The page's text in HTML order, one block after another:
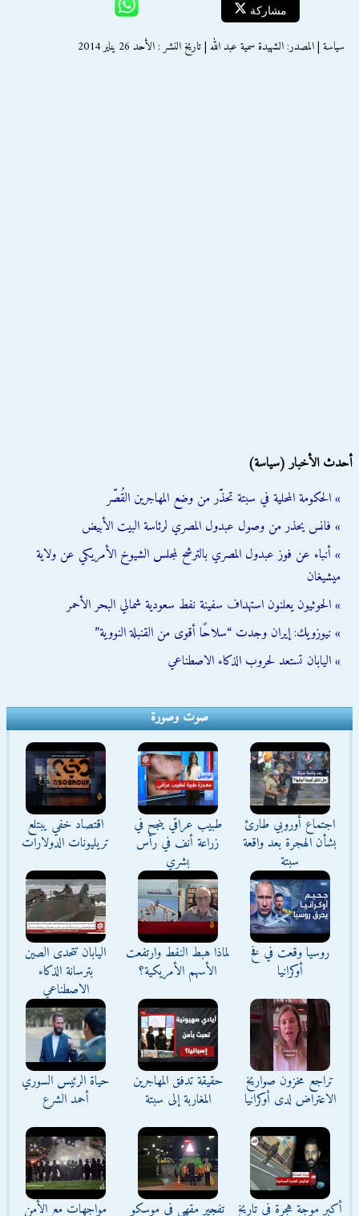
مشاركة
سياسة | المصدر: الشهيدة سمية عبد الله | تاريخ النشر : الأحد 26 يناير 2014
أحدث الأخبار (سياسة)
» الحكومة المحلية في سبتة تحذّر من وضع المهاجرين القُصّر
» فانس يحذر من وصول عبدول المصري لرئاسة البيت الأبيض
» أنباء عن فوز عبدول المصري بالترشح لمجلس الشيوخ الأمريكي عن ولاية
ميشيغان
» الحوثيون يعلنون استهداف سفينة نفط سعودية شمالي البحر الأحمر
» نيوزويك: إيران وجدت “سلاحًا أقوى من القنبلة النووية”
» اليابان تستعد لحروب الذكاء الاصطناعي
صوت وصورة
اجتماع أوروبي طارئ
بشأن الهجرة بعد واقعة
سبتة
طبيب عراقي ينجح في
زراعة أنف في رأس
بشري
اقتصاد خفي يبتلع
تريليونات الدولارات
روسيا وقعت في فخ
أوكرانيا
لماذا هبط النفط وارتفعت
الأسهم الأمريكية؟
اليابان تتحدى الصين
بترسانة الذكاء
الاصطناعي
تراجع مخزون صواريخ
الاعتراض لدى أوكرانيا
حقيقة تدفق المهاجرين
المغاربة إلى سبتة
حياة الرئيس السوري
أحمد الشرع
أكبر موجة هجرة في تاريخ تفجير مقهى في موسكو مواجهات مع الأمن